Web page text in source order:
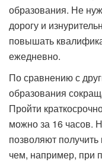
образования. Не
дорогу и
повышать
ежедневно.
По сравнению с
образования
Пройти
можно за 16 часов.
позволяют
чем, например, при